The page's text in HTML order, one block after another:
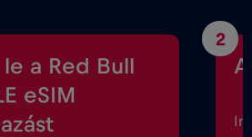
a Red Bull
eSIM
2